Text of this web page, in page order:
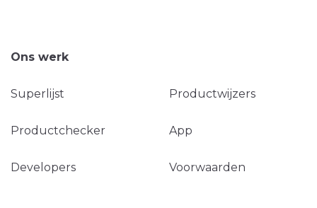
Ons werk
Superlijst Productwijzers
Productchecker App
Developers Voorwaarden